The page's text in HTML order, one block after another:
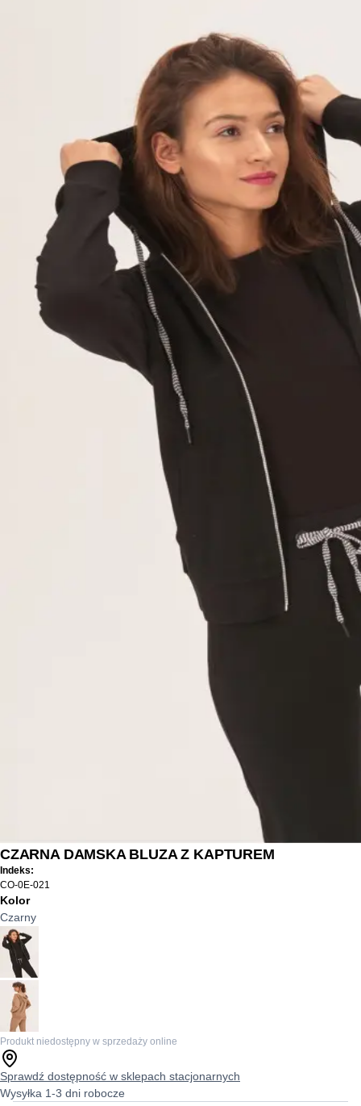
CZARNA DAMSKA BLUZA Z KAPTUREM
Indeks:
CO-0E-021
Kolor
Czarny
Produkt niedostępny w sprzedaży online
Sprawdź dostępność w sklepach stacjonarnych
Wysyłka 1-3 dni robocze